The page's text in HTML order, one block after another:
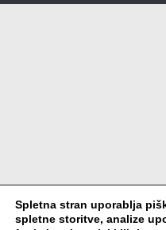
Spletna stran uporablja
spletne storitve, analize